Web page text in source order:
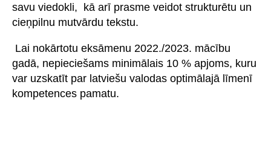
savu viedokli, kā arī prasme veidot strukturētu un
cieņpilnu mutvārdu tekstu.
Lai nokārtotu eksāmenu 2022./2023. mācību
gadā, nepieciešams minimālais 10 % apjoms, kuru
var uzskatīt par latviešu valodas optimālajā līmenī
kompetences pamatu.